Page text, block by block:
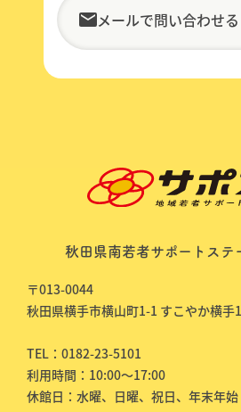
メールで問い合わせる
秋田県南若者サポートステ
〒013-0044
秋田県横手市横山町1-1 すこやか横手
TEL：0182-23-5101
利用時間：10:00～17:00
休館日：水曜、日曜、祝日、年末年始